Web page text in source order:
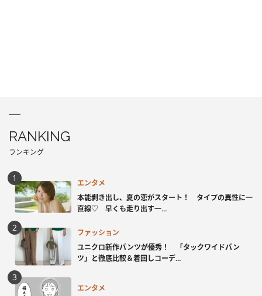
RANKING
ランキング
エンタメ
本能剥き出し、夏の恋がスタート！ タイプの異性に一
直線♡ 早くも走り出す一...
ファッション
ユニクロ新作パンツが優秀！ 「タックワイドパン
ツ」と徹底比較＆着回しコーデ...
エンタメ